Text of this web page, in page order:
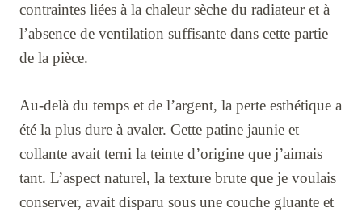
contraintes liées à la chaleur sèche du radiateur et à
l’absence de ventilation suffisante dans cette partie
de la pièce.
Au-delà du temps et de l’argent, la perte esthétique a
été la plus dure à avaler. Cette patine jaunie et
collante avait terni la teinte d’origine que j’aimais
tant. L’aspect naturel, la texture brute que je voulais
conserver, avait disparu sous une couche gluante et